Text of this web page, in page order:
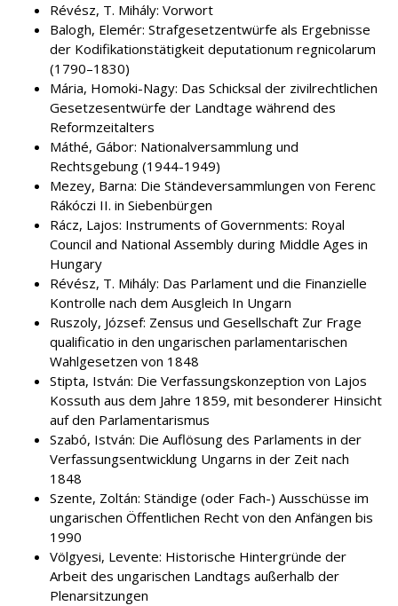
Révész, T. Mihály: Vorwort
Balogh, Elemér: Strafgesetzentwürfe als Ergebnisse
der Kodifikationstätigkeit deputationum regnicolarum
(1790–1830)
Mária, Homoki-Nagy: Das Schicksal der zivilrechtlichen
Gesetzesentwürfe der Landtage während des
Reformzeitalters
Máthé, Gábor: Nationalversammlung und
Rechtsgebung (1944-1949)
Mezey, Barna: Die Ständeversammlungen von Ferenc
Rákóczi II. in Siebenbürgen
Rácz, Lajos: Instruments of Governments: Royal
Council and National Assembly during Middle Ages in
Hungary
Révész, T. Mihály: Das Parlament und die Finanzielle
Kontrolle nach dem Ausgleich In Ungarn
Ruszoly, József: Zensus und Gesellschaft Zur Frage
qualificatio in den ungarischen parlamentarischen
Wahlgesetzen von 1848
Stipta, István: Die Verfassungskonzeption von Lajos
Kossuth aus dem Jahre 1859, mit besonderer Hinsicht
auf den Parlamentarismus
Szabó, István: Die Auflösung des Parlaments in der
Verfassungsentwicklung Ungarns in der Zeit nach
1848
Szente, Zoltán: Ständige (oder Fach-) Ausschüsse im
ungarischen Öffentlichen Recht von den Anfängen bis
1990
Völgyesi, Levente: Historische Hintergründe der
Arbeit des ungarischen Landtags außerhalb der
Plenarsitzungen